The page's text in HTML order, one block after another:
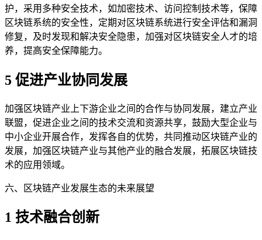
护，采用多种安全技术，如加密技术、访问控制技术等，保障
区块链系统的安全性，定期对区块链系统进行安全评估和漏洞
修复，及时发现和解决安全隐患，加强对区块链安全人才的培
养，提高安全保障能力。
5 促进产业协同发展
加强区块链产业上下游企业之间的合作与协同发展，建立产业
联盟，促进企业之间的技术交流和资源共享，鼓励大型企业与
中小企业开展合作，发挥各自的优势，共同推动区块链产业的
发展，加强区块链产业与其他产业的融合发展，拓展区块链技
术的应用领域。
六、区块链产业发展生态的未来展望
1 技术融合创新